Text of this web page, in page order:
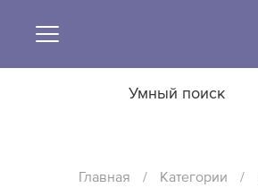
Умный поиск
Главная / Категории /